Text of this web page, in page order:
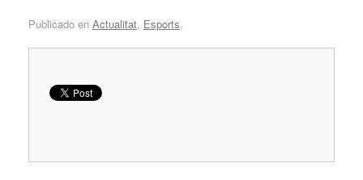
Publicado en Actualitat, Esports.